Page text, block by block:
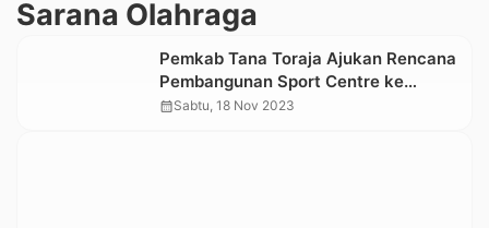
Sarana Olahraga
Pemkab Tana Toraja Ajukan Rencana
Pembangunan Sport Centre ke
Kemenpora
calendar_monthSabtu, 18 Nov 2023